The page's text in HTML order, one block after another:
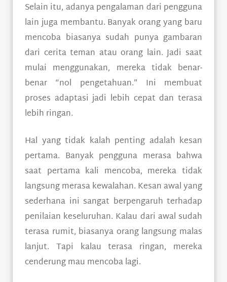
Selain itu, adanya pengalaman dari pengguna
lain juga membantu. Banyak orang yang baru
mencoba biasanya sudah punya gambaran
dari cerita teman atau orang lain. Jadi saat
mulai menggunakan, mereka tidak benar-
benar “nol pengetahuan.” Ini membuat
proses adaptasi jadi lebih cepat dan terasa
lebih ringan.
Hal yang tidak kalah penting adalah kesan
pertama. Banyak pengguna merasa bahwa
saat pertama kali mencoba, mereka tidak
langsung merasa kewalahan. Kesan awal yang
sederhana ini sangat berpengaruh terhadap
penilaian keseluruhan. Kalau dari awal sudah
terasa rumit, biasanya orang langsung malas
lanjut. Tapi kalau terasa ringan, mereka
cenderung mau mencoba lagi.